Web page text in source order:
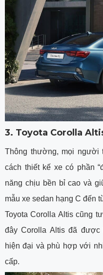
3. Toyota Corolla
Thông thường, mọi người
cách thiết kế xe có phần
năng chịu bền bỉ cao và
mẫu xe sedan hạng C đến
Toyota Corolla Altis cũng
đây Corolla Altis đã được
hiện đại và phù hợp với
cấp.